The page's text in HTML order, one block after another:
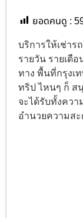
ยอดคนดู :
บริการให้เช่า
รายวัน รายเดื
ทาง พื้นที่กรุงเ
ทริป ไหนๆ ก็ ส
จะได้รับทั้งคว
อำนวยความส